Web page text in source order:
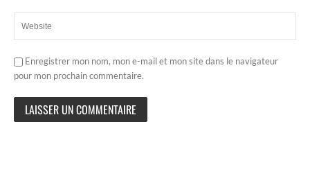
Enregistrer mon nom, mon e-mail et mon site dans le navigateur
pour mon prochain commentaire.